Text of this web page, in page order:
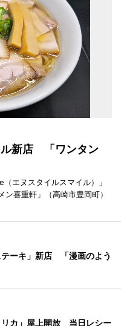
ル新店 「ワンタン
エヌスタイルスマイル）」
ン喜重軒」（高崎市豊岡町）
ーキ」新店 「漫画のよう
リカ」屋上開放 当日レシー